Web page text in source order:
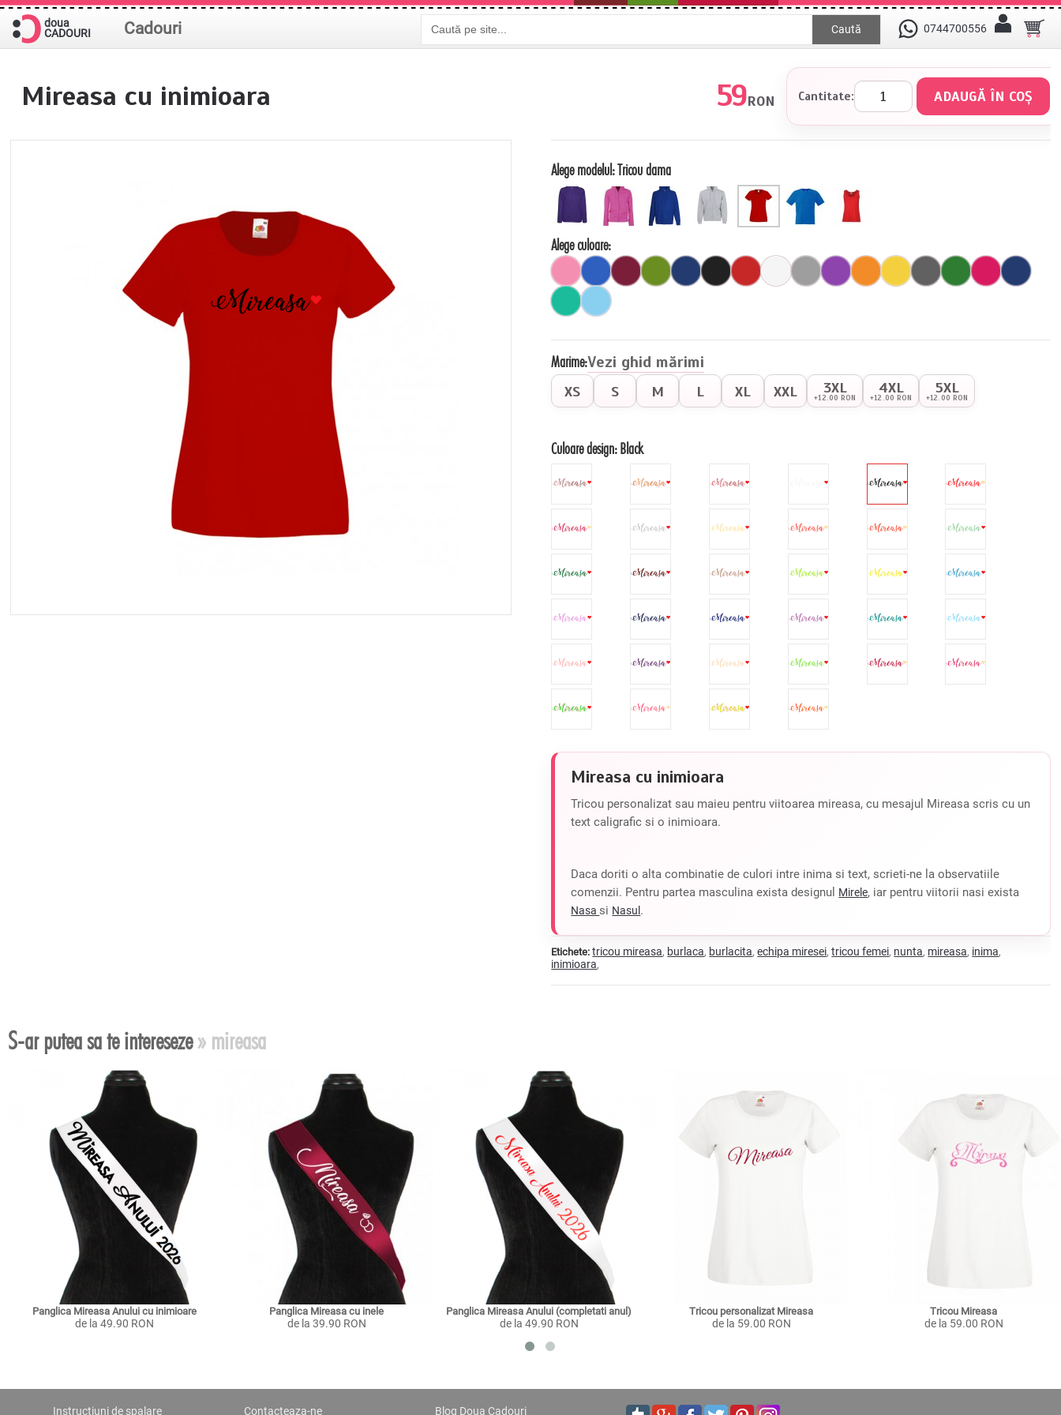
doua
CADOURI
Cadouri Caută 0744700556
Mireasa cu inimioara 59RON Cantitate:
Alege modelul:Tricou dama
Alege culoare:
Marime:Vezi ghid mărimi
XS S M L XL XXL 3XL
+12.00 RON
4XL
+12.00 RON
5XL
+12.00 RON
Culoare design:Black
Mireasa cu inimioara
Tricou personalizat sau maieu pentru viitoarea mireasa, cu mesajul Mireasa scris cu un
text caligrafic si o inimioara.
Daca doriti o alta combinatie de culori intre inima si text, scrieti-ne la observatiile
comenzii. Pentru partea masculina exista designul Mirele, iar pentru viitorii nasi exista
Nasa si Nasul .
Etichete: tricou mireasa, burlaca, burlacita,echipa miresei,tricou femei, nunta, mireasa, inima,
inimioara,
S-ar putea sa te intereseze» mireasa
Panglica Mireasa Anului cu inimioare
de la 49.90 RON
Panglica Mireasa cu inele
de la 39.90 RON
Panglica Mireasa Anului (completati anul)
de la 49.90 RON
Tricou personalizat Mireasa
de la 59.00 RON
Tricou Mireasa
de la 59.00 RON
Instructiuni de spalare Contacteaza-ne Blog Doua Cadouri